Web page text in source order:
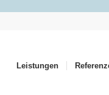
Leistungen